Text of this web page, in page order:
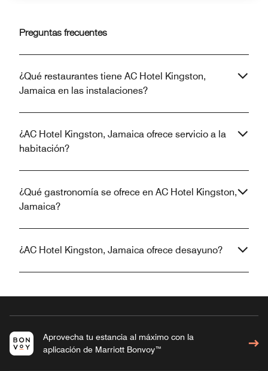
Preguntas frecuentes
¿Qué restaurantes tiene AC Hotel Kingston,
Jamaica en las instalaciones?
¿AC Hotel Kingston, Jamaica ofrece servicio a la
habitación?
¿Qué gastronomía se ofrece en AC Hotel Kingston,
Jamaica?
¿AC Hotel Kingston, Jamaica ofrece desayuno?
Aprovecha tu estancia al máximo con la
aplicación de Marriott Bonvoy™